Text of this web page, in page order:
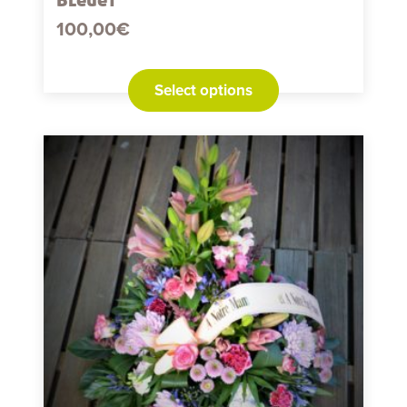
100,00€
Select options